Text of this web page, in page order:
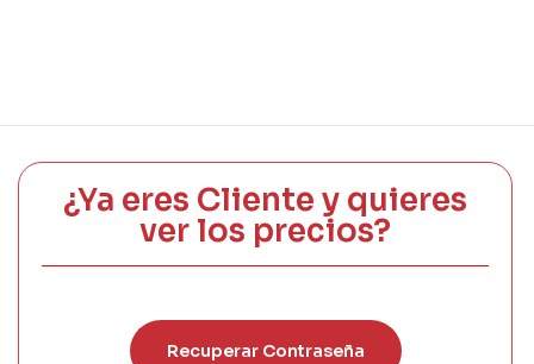
¿Ya eres Cliente y quieres
ver los precios?
Recuperar Contraseña